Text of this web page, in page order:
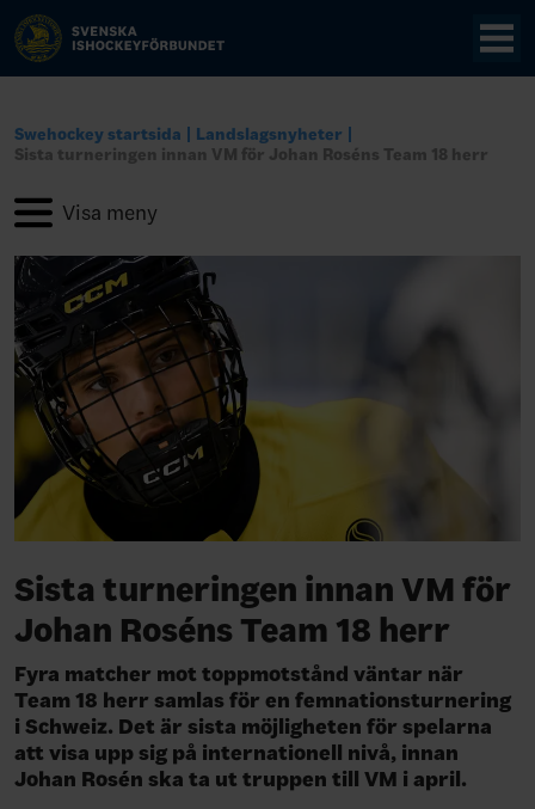
Swehockey startsida
Landslagsnyheter
Sista turneringen innan VM för Johan Roséns Team 18 herr
Sista turneringen innan VM för
Johan Roséns Team 18 herr
Fyra matcher mot toppmotstånd väntar när
Team 18 herr samlas för en femnationsturnering
i Schweiz. Det är sista möjligheten för spelarna
att visa upp sig på internationell nivå, innan
Johan Rosén ska ta ut truppen till VM i april.